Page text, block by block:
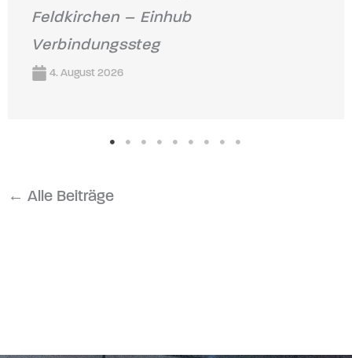
Feldkirchen – Einhub
Verbindungssteg
4. August 2026
← Alle Beiträge